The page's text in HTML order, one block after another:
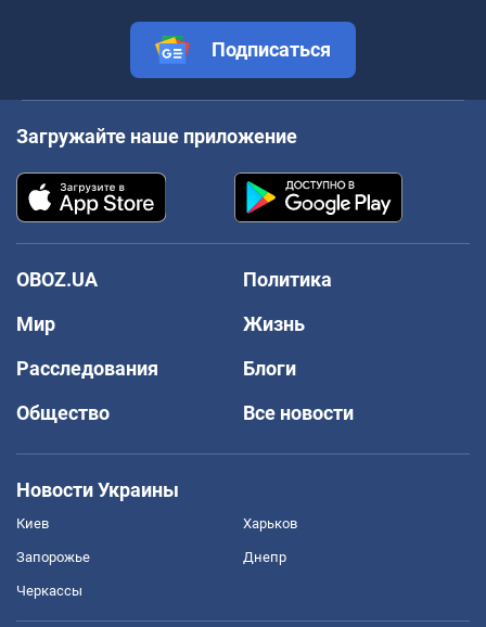
Подписаться
Загружайте наше приложение
OBOZ.UA
Политика
Мир
Жизнь
Расследования
Блоги
Общество
Все новости
Новости Украины
Киев Харьков
Запорожье Днепр
Черкассы